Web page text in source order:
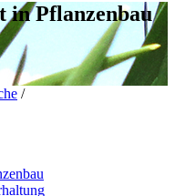
in Pflanzenbau
/